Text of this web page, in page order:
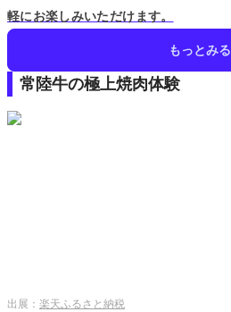
軽にお楽しみいただけます。
もっとみる
常陸牛の極上焼肉体験
出展： 楽天ふるさと納税